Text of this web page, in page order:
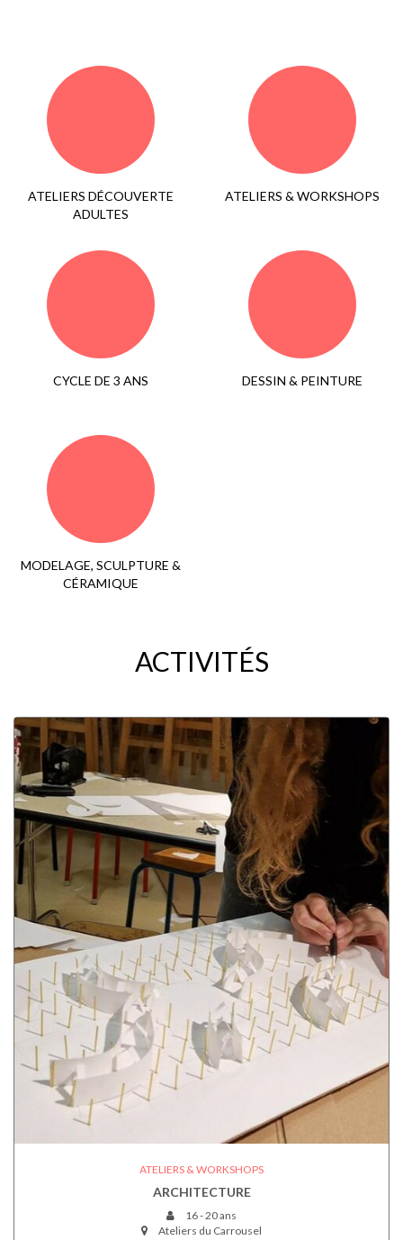
ATELIERS DÉCOUVERTE
ADULTES
ATELIERS & WORKSHOPS
CYCLE DE 3 ANS DESSIN & PEINTURE
MODELAGE, SCULPTURE &
CÉRAMIQUE
ACTIVITÉS
ATELIERS & WORKSHOPS
ARCHITECTURE
16 - 20 ans
Ateliers du Carrousel